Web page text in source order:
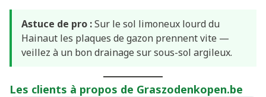
Astuce de pro :Sur le sol limoneux lourd du
Hainaut les plaques de gazon prennent vite —
veillez à un bon drainage sur sous-sol argileux.
Les clients à propos de Graszodenkopen.be